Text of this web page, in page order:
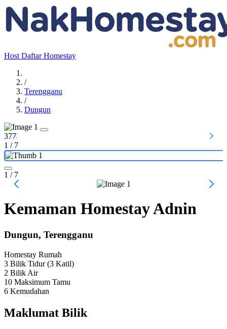
Host Daftar Homestay
/
Terengganu
/
Dungun
377
1 / 7
1 / 7
Kemaman Homestay Adnin
Dungun, Terengganu
Homestay Rumah
3 Bilik Tidur(3 Katil)
2 Bilik Air
10 Maksimum Tamu
6 Kemudahan
Maklumat Bilik